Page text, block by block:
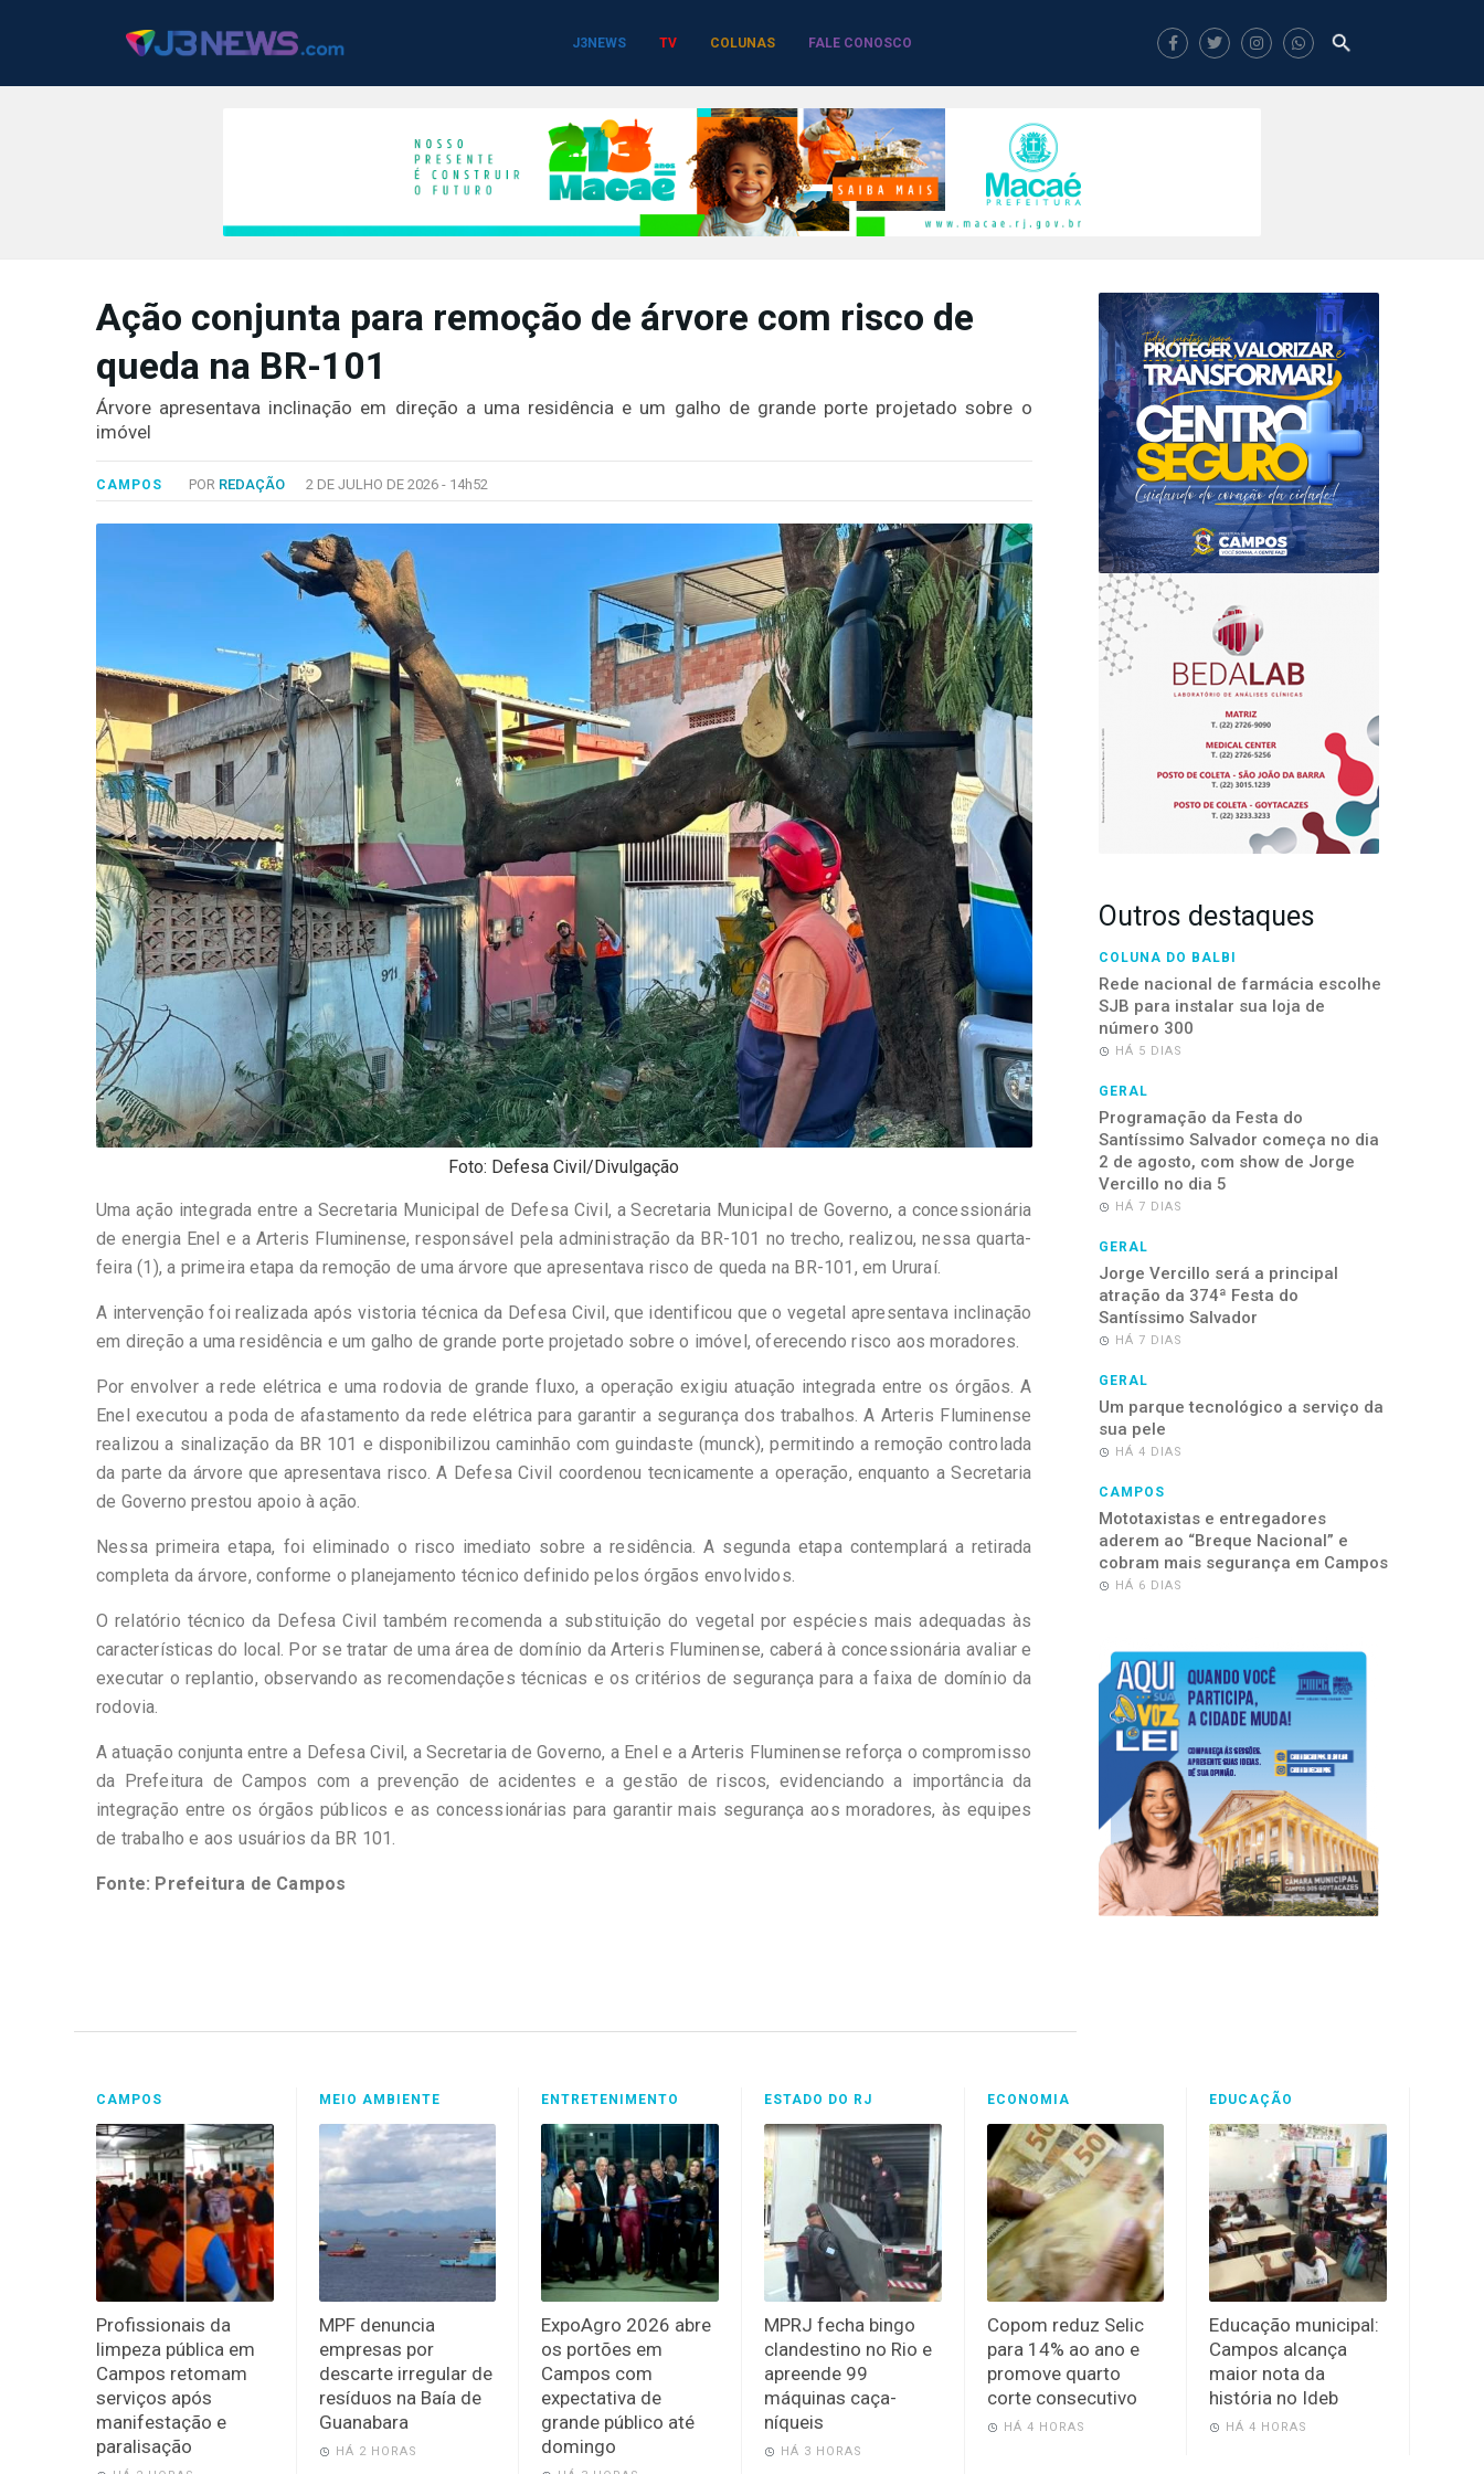
J3NEWS TV COLUNAS FALE CONOSCO
Desenvolvido
Ação conjunta para remoção de árvore com risco de
queda na BR-101
Árvore apresentava inclinação em direção a uma residência e um galho de grande porte projetado sobre o
imóvel
CAMPOS POR REDAÇÃO 2 DE JULHO DE 2026 - 14h52
Foto: Defesa Civil/Divulgação
Uma ação integrada entre a Secretaria Municipal de Defesa Civil, a Secretaria Municipal de Governo, a concessionária
de energia Enel e a Arteris Fluminense, responsável pela administração da BR-101 no trecho, realizou, nessa quarta-
feira (1), a primeira etapa da remoção de uma árvore que apresentava risco de queda na BR-101, em Ururaí.
A intervenção foi realizada após vistoria técnica da Defesa Civil, que identificou que o vegetal apresentava inclinação
em direção a uma residência e um galho de grande porte projetado sobre o imóvel, oferecendo risco aos moradores.
Por envolver a rede elétrica e uma rodovia de grande fluxo, a operação exigiu atuação integrada entre os órgãos. A
Enel executou a poda de afastamento da rede elétrica para garantir a segurança dos trabalhos. A Arteris Fluminense
realizou a sinalização da BR 101 e disponibilizou caminhão com guindaste (munck), permitindo a remoção controlada
da parte da árvore que apresentava risco. A Defesa Civil coordenou tecnicamente a operação, enquanto a Secretaria
de Governo prestou apoio à ação.
Nessa primeira etapa, foi eliminado o risco imediato sobre a residência. A segunda etapa contemplará a retirada
completa da árvore, conforme o planejamento técnico definido pelos órgãos envolvidos.
O relatório técnico da Defesa Civil também recomenda a substituição do vegetal por espécies mais adequadas às
características do local. Por se tratar de uma área de domínio da Arteris Fluminense, caberá à concessionária avaliar e
executar o replantio, observando as recomendações técnicas e os critérios de segurança para a faixa de domínio da
rodovia.
A atuação conjunta entre a Defesa Civil, a Secretaria de Governo, a Enel e a Arteris Fluminense reforça o compromisso
da Prefeitura de Campos com a prevenção de acidentes e a gestão de riscos, evidenciando a importância da
integração entre os órgãos públicos e as concessionárias para garantir mais segurança aos moradores, às equipes
de trabalho e aos usuários da BR 101.
Fonte: Prefeitura de Campos
Outros destaques
COLUNA DO BALBI
Rede nacional de farmácia escolhe
SJB para instalar sua loja de
número 300
HÁ 5 DIAS
GERAL
Programação da Festa do
Santíssimo Salvador começa no dia
2 de agosto, com show de Jorge
Vercillo no dia 5
HÁ 7 DIAS
GERAL
Jorge Vercillo será a principal
atração da 374ª Festa do
Santíssimo Salvador
HÁ 7 DIAS
GERAL
Um parque tecnológico a serviço da
sua pele
HÁ 4 DIAS
CAMPOS
Mototaxistas e entregadores
aderem ao “Breque Nacional” e
cobram mais segurança em Campos
HÁ 6 DIAS
CAMPOS
Profissionais da
limpeza pública em
Campos retomam
serviços após
manifestação e
paralisação
MEIO AMBIENTE
MPF denuncia
empresas por
descarte irregular de
resíduos na Baía de
Guanabara
HÁ 2 HORAS
ENTRETENIMENTO
ExpoAgro 2026 abre
os portões em
Campos com
expectativa de
grande público até
domingo
ESTADO DO RJ
MPRJ fecha bingo
clandestino no Rio e
apreende 99
máquinas caça-
níqueis
HÁ 3 HORAS
ECONOMIA
Copom reduz Selic
para 14% ao ano e
promove quarto
corte consecutivo
HÁ 4 HORAS
EDUCAÇÃO
Educação municipal:
Campos alcança
maior nota da
história no Ideb
HÁ 4 HORAS